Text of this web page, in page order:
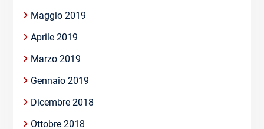
Maggio 2019
Aprile 2019
Marzo 2019
Gennaio 2019
Dicembre 2018
Ottobre 2018